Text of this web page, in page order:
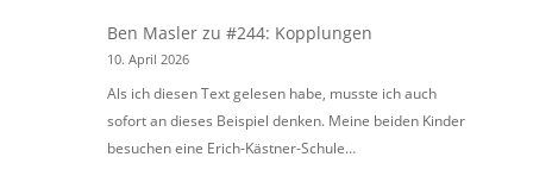
Ben Masler zu#244: Kopplungen
10. April 2026
Als ich diesen Text gelesen habe, musste ich auch
sofort an dieses Beispiel denken. Meine beiden Kinder
besuchen eine Erich-Kästner-Schule…